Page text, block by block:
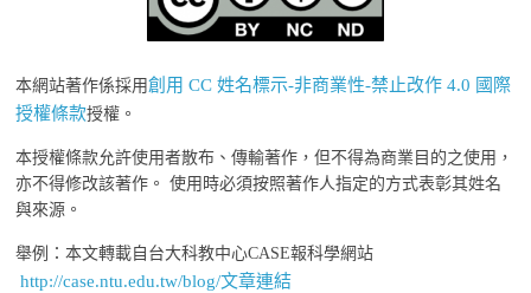
本網站著作係採用創用 CC 姓名標示-非商業性-禁止改作 4.0 國際
授權條款授權。
本授權條款允許使用者散布、傳輸著作，但不得為商業目的之使用，
亦不得修改該著作。 使用時必須按照著作人指定的方式表彰其姓名
與來源。
舉例：本文轉載自台大科教中心CASE報科學網站
http://case.ntu.edu.tw/blog/文章連結